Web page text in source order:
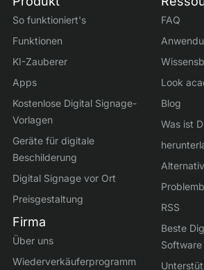
So funktioniert's
Funktionen
KI-Zauberer
Apps
Kostenlose Digital Signage-
Vorlagen
Geräte für digitale
Beschilderung
Digital Signage vor Ort
Preisgestaltung
Firma
Über uns
Wiederverkäuferprogramm
FAQ
Look
Blog
Was ist
RSS
Beste
Software